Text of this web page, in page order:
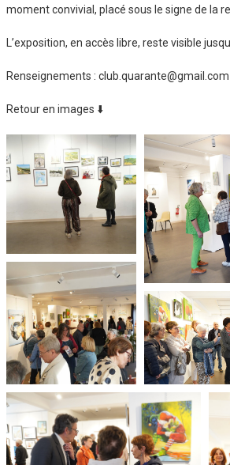
moment convivial, placé sous le signe de la
L’exposition, en accès libre, reste visible
Renseignements :
Retour en images ⬇️